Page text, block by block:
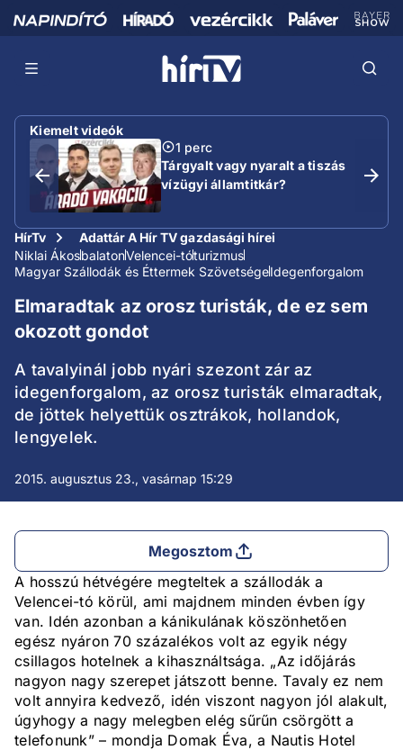
Kiemelt videók
1 perc
Tárgyalt vagy nyaralt a tiszás
vízügyi államtitkár?
HírTv
Adattár A Hír TV gazdasági hírei
Niklai ÁkosbalatonVelencei-tóturizmus
Magyar Szállodák és Éttermek SzövetségeIdegenforgalom
Elmaradtak az orosz turisták, de ez sem
okozott gondot
A tavalyinál jobb nyári szezont zár az
idegenforgalom, az orosz turisták elmaradtak,
de jöttek helyettük osztrákok, hollandok,
lengyelek.
2015. augusztus 23., vasárnap 15:29
Megosztom
A hosszú hétvégére megteltek a szállodák a
Velencei-tó körül, ami majdnem minden évben így
van. Idén azonban a kánikulának köszönhetően
egész nyáron 70 százalékos volt az egyik négy
csillagos hotelnek a kihasználtsága. „Az időjárás
nagyon nagy szerepet játszott benne. Tavaly ez nem
volt annyira kedvező, idén viszont nagyon jól alakult,
úgyhogy a nagy melegben elég sűrűn csörgött a
telefonunk” – mondja Domak Éva, a Nautis Hotel